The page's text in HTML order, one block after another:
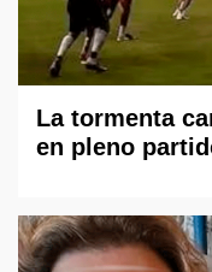
La tormenta
en pleno